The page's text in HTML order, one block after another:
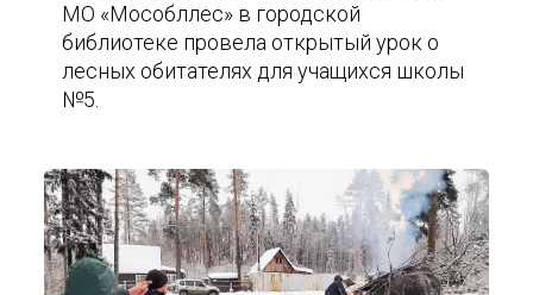
МО «Мособллес» в городской
библиотеке провела открытый урок о
лесных обитателях для учащихся школы
№5.